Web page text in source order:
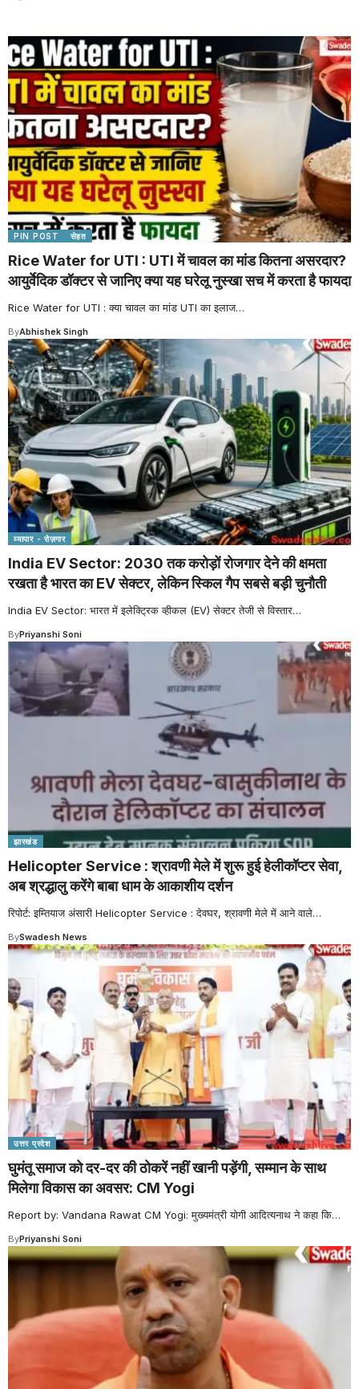
PIN POST सेहत
Rice Water for UTI : UTI में चावल का मांड कितना असरदार?
आयुर्वेदिक डॉक्टर से जानिए क्या यह घरेलू नुस्खा सच में करता है फायदा
Rice Water for UTI : क्या चावल का मांड UTI का इलाज…
ByAbhishek Singh
व्यापार - रोज़गार
India EV Sector: 2030 तक करोड़ों रोजगार देने की क्षमता
रखता है भारत का EV सेक्टर, लेकिन स्किल गैप सबसे बड़ी चुनौती
India EV Sector: भारत में इलेक्ट्रिक व्हीकल (EV) सेक्टर तेजी से विस्तार…
ByPriyanshi Soni
झारखंड
Helicopter Service : श्रावणी मेले में शुरू हुई हेलीकॉप्टर सेवा,
अब श्रद्धालु करेंगे बाबा धाम के आकाशीय दर्शन
रिपोर्ट: इम्तियाज अंसारी Helicopter Service : देवघर, श्रावणी मेले में आने वाले…
BySwadesh News
उत्तर प्रदेश
घुमंतू समाज को दर-दर की ठोकरें नहीं खानी पड़ेंगी, सम्मान के साथ
मिलेगा विकास का अवसर: CM Yogi
Report by: Vandana Rawat CM Yogi: मुख्यमंत्री योगी आदित्यनाथ ने कहा कि…
ByPriyanshi Soni